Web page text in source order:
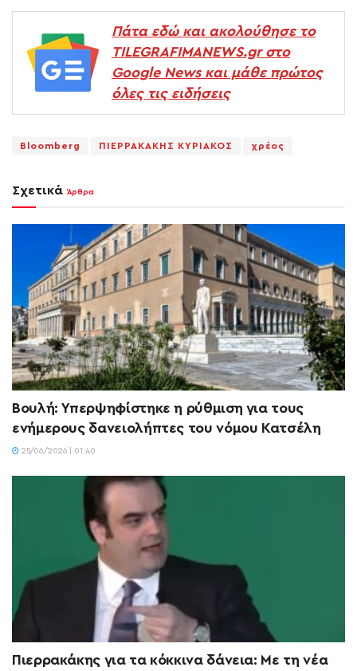
Πάτα εδώ και ακολούθησε το
TILEGRAFIMANEWS.gr στο
Google News και μάθε πρώτος
όλες τις ειδήσεις
Bloomberg ΠΙΕΡΡΑΚΑΚΗΣ ΚΥΡΙΑΚΟΣ χρέος
Σχετικά Άρθρα
Βουλή: Υπερψηφίστηκε η ρύθμιση για τους
ενήμερους δανειολήπτες του νόμου Κατσέλη
25/06/2026 | 01:40
Πιερρακάκης για τα κόκκινα δάνεια: Με τη νέα